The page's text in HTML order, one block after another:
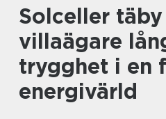
Solceller täby så skapar
villaägare
trygghet i en
energivärld